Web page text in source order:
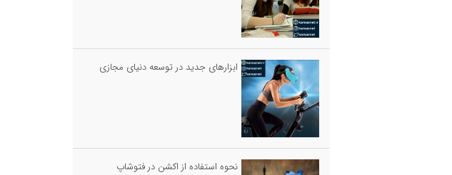
ابزارهای جدید در توسعه دنیای مجازی
نحوه استفاده از اکشن در فتوشاپ